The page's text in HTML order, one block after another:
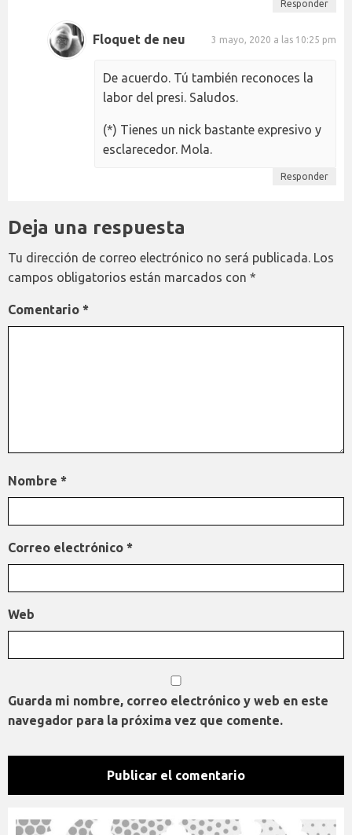
Responder
Floquet de neu 3 mayo, 2020 a las 10:25 pm
De acuerdo. Tú también reconoces la
labor del presi. Saludos.
(*) Tienes un nick bastante expresivo y
esclarecedor. Mola.
Responder
Deja una respuesta
Tu dirección de correo electrónico no será publicada. Los
campos obligatorios están marcados con *
Comentario *
Nombre *
Correo electrónico *
Web
Guarda mi nombre, correo electrónico y web en este
navegador para la próxima vez que comente.